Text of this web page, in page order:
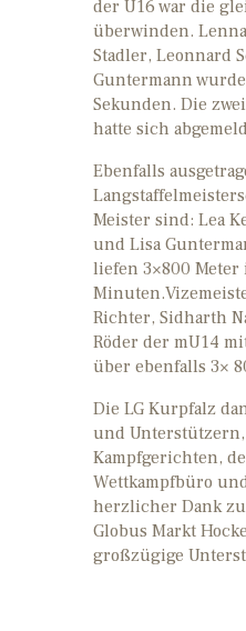
der U16 war die
überwinden.
Stadler, Leonnard
Guntermann
Sekunden. Die
hatte sich
Ebenfalls
Meister sind: Lea
und Lisa
liefen 3×800 Meter
Richter, Sidharth
Röder der mU14
über ebenfalls 3×
Die LG Kurpfalz
und
Kampfgerichten,
Wettkampfbüro
herzlicher Dank
Globus Markt
großzügige